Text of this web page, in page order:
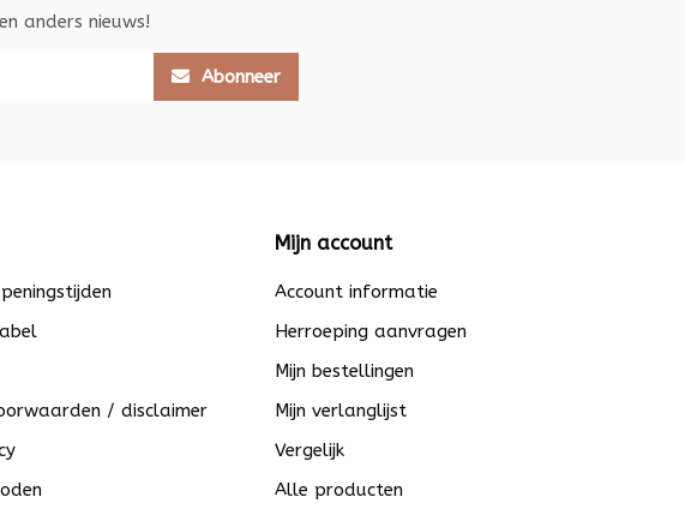
anders nieuws!
Abonneer
/ disclaimer
Mijn account
Account informatie
Herroeping aanvragen
Mijn bestellingen
Mijn verlanglijst
Vergelijk
Alle producten